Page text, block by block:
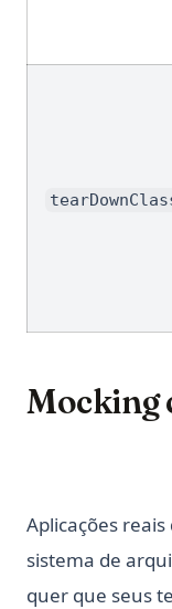
Mocking
Aplicações
sistema de
quer que seus